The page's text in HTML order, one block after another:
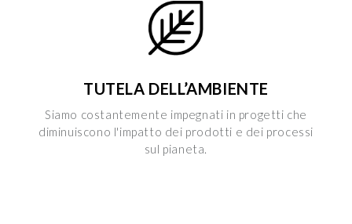
TUTELA DELL’AMBIENTE
Siamo costantemente impegnati in progetti che
diminuiscono l'impatto dei prodotti e dei processi
sul pianeta.